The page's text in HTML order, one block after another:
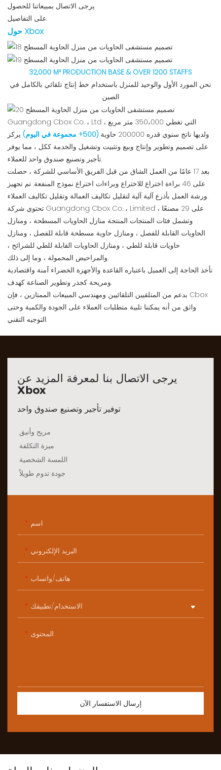
يرجى الاتصال بمبيعاتنا للحصول
على التفاصيل.
حول Xbox
32,000 M² PRODUCTION BASE & OVER 1200 STAFFS
نحن المورد الأول والوحيد للمنزل باستخدام خط إنتاج تلقائي بالكامل في
الصين
Guangdong Cbox Co. ، Ltd ، التي تغطي 350،000 متر مربع
ولديها ناتج سنوي قدره 200000 حاوية
(500+ مجموعة في اليوم)
يركز
على تصميم وتطوير وإنتاج وبيع وتثبيت وتشغيل والخدمة ككل ، مما يوفر
تأجير وتصنيع صندوق واحد للعملاء.
بعد 17 عامًا من العمل الشاق من قبل الفريق الأساسي للشركة ، حصلت
على 46 براءة اختراع للاختراع وبراءات اختراع نموذج المنفعة. تم تجهيز
ورشة العمل بأذرع آلية آلية لتقليل تكاليف العمالة وتقليل تكاليف العملاء.
تحتوي شركة Guangdong Cbox Co. ، Limited على 29 مصنعًا ،
وتشمل فئات المنتجات المنتجة منازل الحاويات المسطحة ، ومنازل
الحاويات القابلة للفصل ، ومنازل حاوية مسطحة قابلة للفصل ، ومنازل
حاويات قابلة للطي ، ومنازل الحاويات القابلة للطي للشرائح ،
والمراحيض المحمولة ، وما إلى ذلك.
نأخذ الحاجة إلى العميل باعتباره القاعدة والأجهزة الخضراء آمنة واقتصادية
ومريحة كجذر وتطوير الصناعة كهدف.
بدعم من المتلقيين التلقائيين ومهندسي المبيعات الممتازين ، فإن Cbox
واثق من أنه يمكننا تلبية متطلبات العملاء على الجودة والكمية وحتى
التوجيه التقني.
يرجى الاتصال بنا لمعرفة المزيد عن
Xbox
توفير تأجير وتصنيع صندوق واحد
مريح وأنيق
ميزة التكلفة
اللمسة الشخصية
جودة تدوم طويلاً
اسم
البريد الإلكتروني
هاتف/واتساب
الاستخدام/تطبيقك
المحتوى
إرسال الاستفسار الآن